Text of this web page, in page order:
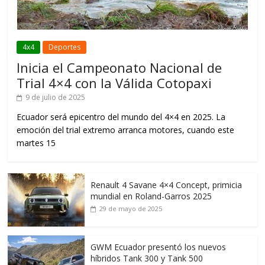
4x4 Deportes
Inicia el Campeonato Nacional de
Trial 4×4 con la Válida Cotopaxi
9 de julio de 2025
Ecuador será epicentro del mundo del 4×4 en 2025. La
emoción del trial extremo arranca motores, cuando este
martes 15
Renault 4 Savane 4×4 Concept, primicia
mundial en Roland-Garros 2025
29 de mayo de 2025
GWM Ecuador presentó los nuevos
híbridos Tank 300 y Tank 500